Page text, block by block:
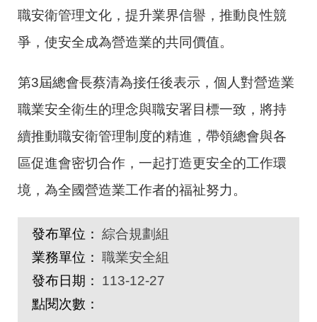
職安衛管理文化，提升業界信譽，推動良性競
爭，使安全成為營造業的共同價值。
第3屆總會長蔡清為接任後表示，個人對營造業
職業安全衛生的理念與職安署目標一致，將持
續推動職安衛管理制度的精進，帶領總會與各
區促進會密切合作，一起打造更安全的工作環
境，為全國營造業工作者的福祉努力。
發布單位： 綜合規劃組
業務單位： 職業安全組
發布日期：
113-12-27
點閱次數：